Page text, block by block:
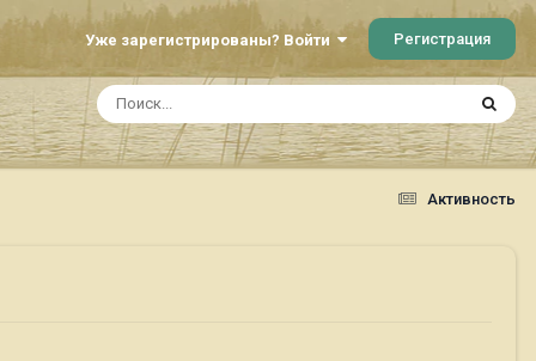
Уже зарегистрированы? Войти Регистрация
Активность